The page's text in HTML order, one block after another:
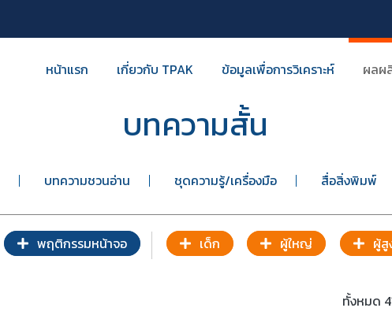
บทความสั้น
บทความชวนอ่าน ชุดความรู้/เครื่องมือ สื่อสิ่งพิมพ์
พฤติกรรมหน้าจอ เด็ก ผู้ใหญ่ ผู้สู
หน้าแรก เกี่ยวกับ TPAK ข้อมูลเพื่อการวิเคราะห์ ผลผ
ทั้งหมด